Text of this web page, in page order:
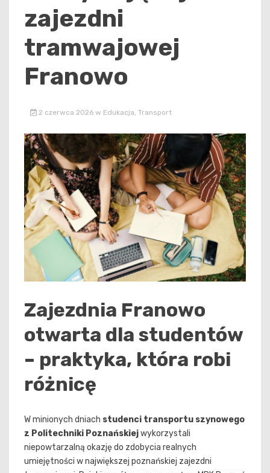
zajezdni
tramwajowej
Franowo
2 czerwca 2026 w Edukacja, Transport
Zajezdnia Franowo
otwarta dla studentów
– praktyka, która robi
różnicę
W minionych dniach studenci transportu szynowego
z Politechniki Poznańskiejwykorzystali
niepowtarzalną okazję do zdobycia realnych
umiejętności w największej poznańskiej zajezdni